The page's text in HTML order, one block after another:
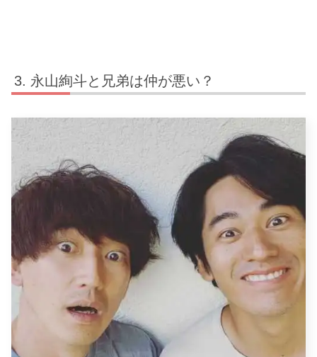
永山絢斗と兄弟は仲が悪い？